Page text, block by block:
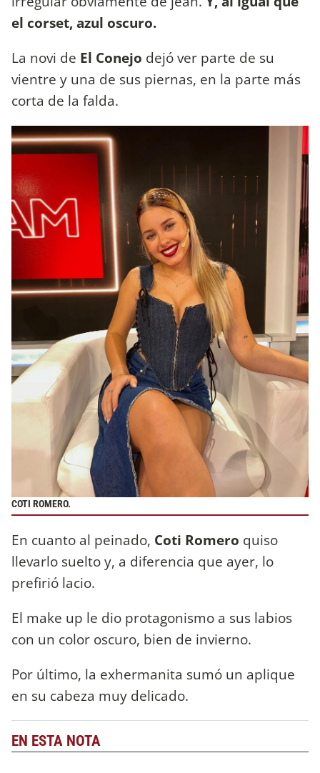
el corset, azul oscuro.
La novi de El Conejo dejó ver parte de su
vientre y una de sus piernas, en la parte más
corta de la falda.
COTI ROMERO.
En cuanto al peinado, Coti Romero quiso
llevarlo suelto y, a diferencia que ayer, lo
prefirió lacio.
El make up le dio protagonismo a sus labios
con un color oscuro, bien de invierno.
Por último, la exhermanita sumó un aplique
en su cabeza muy delicado.
EN ESTA NOTA